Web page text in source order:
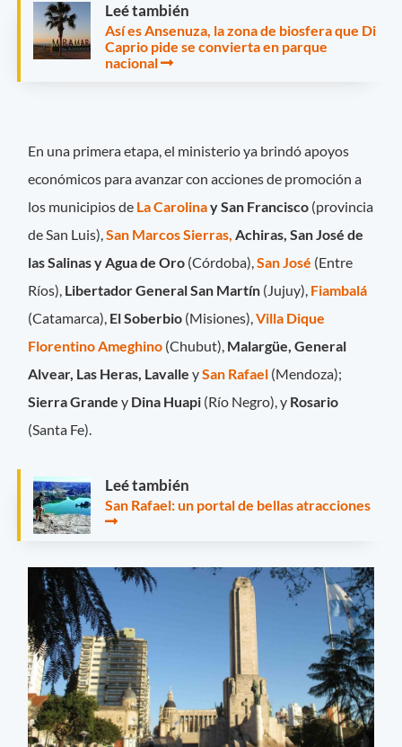
Leé también
Así es Ansenuza, la zona de biosfera que Di
Caprio pide se convierta en parque
nacional
En una primera etapa, el ministerio ya brindó apoyos
económicos para avanzar con acciones de promoción a
los municipios de La Carolinay San Francisco (provincia
de San Luis),San Marcos Sierras, Achiras, San José de
las Salinas y Agua de Oro (Córdoba),San José (Entre
Ríos), Libertador General San Martín (Jujuy), Fiambalá
(Catamarca), El Soberbio (Misiones), Villa Dique
Florentino Ameghino (Chubut), Malargüe, General
Alvear, Las Heras, Lavalle ySan Rafael (Mendoza);
Sierra Grandey Dina Huapi (Río Negro), y Rosario
(Santa Fe).
Leé también
San Rafael: un portal de bellas atracciones